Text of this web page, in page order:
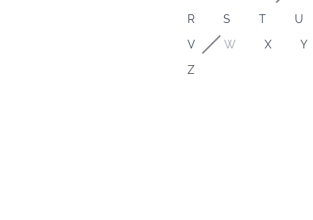
R
S T
U
V
W X
Y
Z